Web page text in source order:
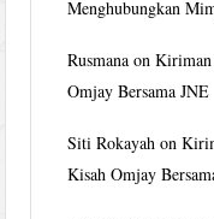
Menghubungkan
Rusmana onKiriman
Omjay Bersama JNE
Siti Rokayah on
Kisah Omjay